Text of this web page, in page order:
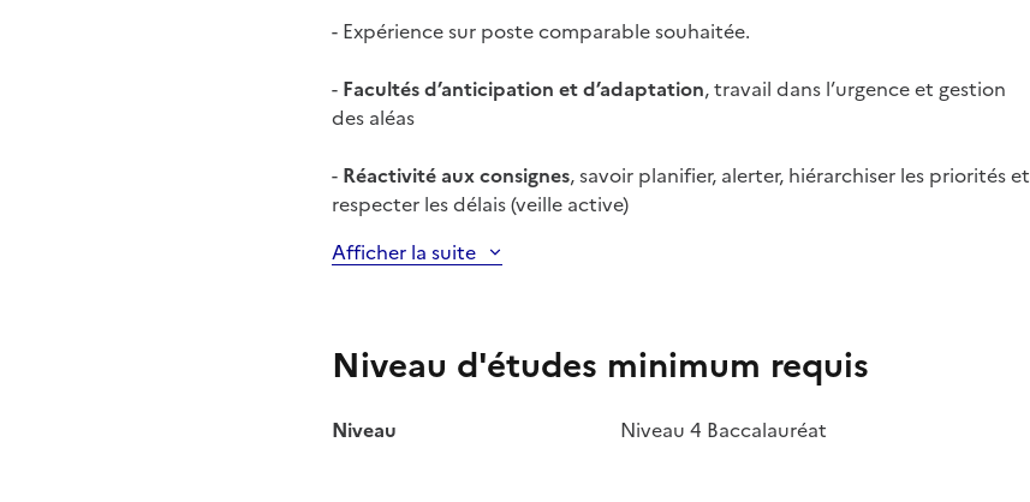
- Expérience sur poste comparable souhaitée.
- Facultés d’anticipation et d’adaptation, travail dans l’urgence et gestion
des aléas
- Réactivité aux consignes, savoir planifier, alerter, hiérarchiser les priorités et
respecter les délais (veille active)
Afficher la suite
Niveau d'études minimum requis
Niveau Niveau 4 Baccalauréat